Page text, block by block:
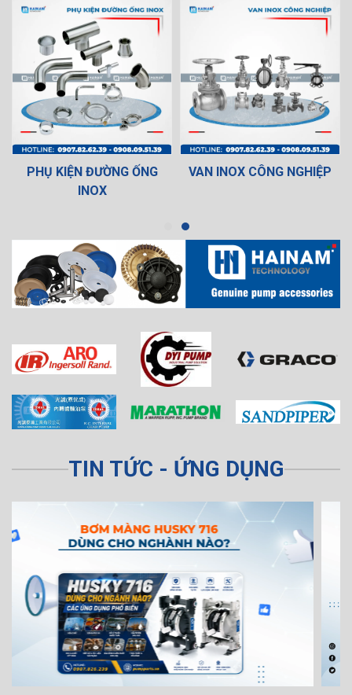
PHỤ KIỆN ĐƯỜNG ỐNG
INOX
VAN INOX CÔNG NGHIỆP
TIN TỨC - ỨNG DỤNG